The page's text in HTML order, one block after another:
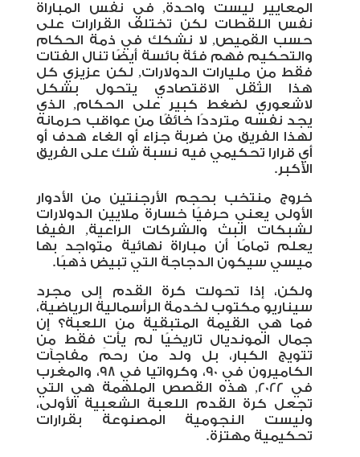
المعايير ليست واحدة, في نفس المباراة
نفس اللقطات لكن تختلف القرارات على
حسب القميص, لا نشكك في ذمة الحكام
والتحكيم فهم فئة بائسة أيضًا تنال الفتات
فقط من مليارات الدولارات, لكن عزيزي كل
هذا الثقل الاقتصادي يتحول بشكل
لاشعوري لضغط كبير على الحكام, الذي
يجد نفسه مترددًا خائفًا من عواقب حرمانه
لهذا الفريق من ضربة جزاء أو الغاء هدف أو
أي قرارا تحكيمي فيه نسبة شك على الفريق
الأكبر.
خروج منتخب بحجم الأرجنتين من الأدوار
الأولى يعني حرفيًا خسارة ملايين الدولارات
لشبكات البث والشركات الراعية, الفيفا
يعلم تمامًا أن مباراة نهائية متواجد بها
ميسي سيكون الدجاجة التي تبيض ذهبًا.
ولكن، إذا تحولت كرة القدم إلى مجرد
سيناريو مكتوب لخدمة الرأسمالية الرياضية،
فما هي القيمة المتبقية من اللعبة؟ إن
جمال المونديال تاريخيًا لم يأتِ فقط من
تتويج الكبار، بل ولد من رحم مفاجآت
الكاميرون في 90، وكرواتيا في 98، والمغرب
في 2022, هذه القصص الملهمة هي التي
تجعل كرة القدم اللعبة الشعبية الأولى،
وليست النجومية المصنوعة بقرارات
تحكيمية مهتزة.